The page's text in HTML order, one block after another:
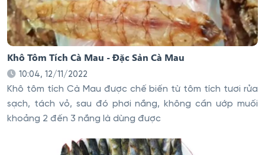
Khô Tôm Tích Cà Mau - Đặc Sản Cà Mau
10:04, 12/11/2022
Khô tôm tích Cà Mau được chế biến từ tôm tích tươi rửa
sạch, tách vỏ, sau đó phơi nắng, không cần ướp muối
khoảng 2 đến 3 nắng là dùng được